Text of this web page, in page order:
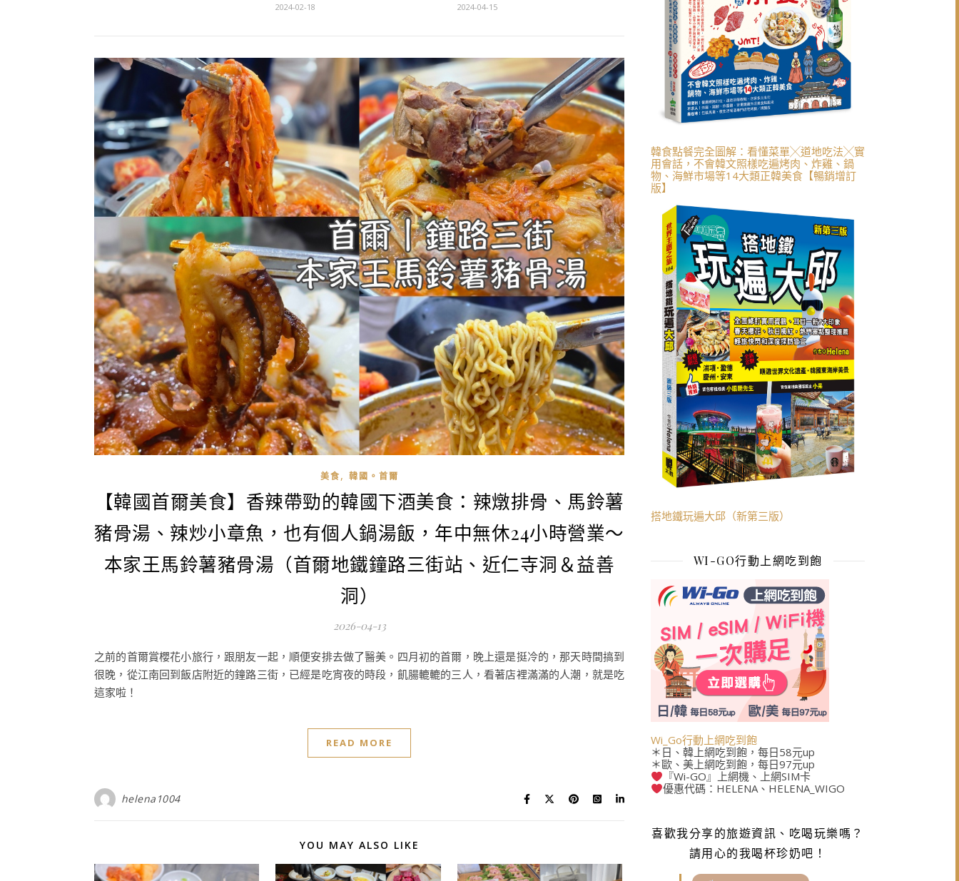
2024-02-18 2024-04-15
美食, 韓國。首爾
【韓國首爾美食】香辣帶勁的韓國下酒美食：辣燉排骨、馬鈴薯
豬骨湯、辣炒小章魚，也有個人鍋湯飯，年中無休24小時營業～
本家王馬鈴薯豬骨湯（首爾地鐵鐘路三街站、近仁寺洞＆益善
洞）
2026-04-13
之前的首爾賞櫻花小旅行，跟朋友一起，順便安排去做了醫美。四月初的首爾，晚上還是挺冷的，那天時間搞到
很晚，從江南回到飯店附近的鐘路三街，已經是吃宵夜的時段，飢腸轆轆的三人，看著店裡滿滿的人潮，就是吃
這家啦！
READ MORE
helena1004
YOU MAY ALSO LIKE
韓食點餐完全圖解：看懂菜單╳道地吃法╳實
用會話，不會韓文照樣吃遍烤肉、炸雞、鍋
物、海鮮市場等14大類正韓美食【暢銷增訂
版】
搭地鐵玩遍大邱（新第三版）
WI-GO行動上網吃到飽
Wi_Go行動上網吃到飽
＊日、韓上網吃到飽，每日58元up
＊歐、美上網吃到飽，每日97元up
『Wi-GO』上網機、上網SIM卡
優惠代碼：HELENA、HELENA_WIGO
喜歡我分享的旅遊資訊、吃喝玩樂嗎？
請用心的我喝杯珍奶吧！